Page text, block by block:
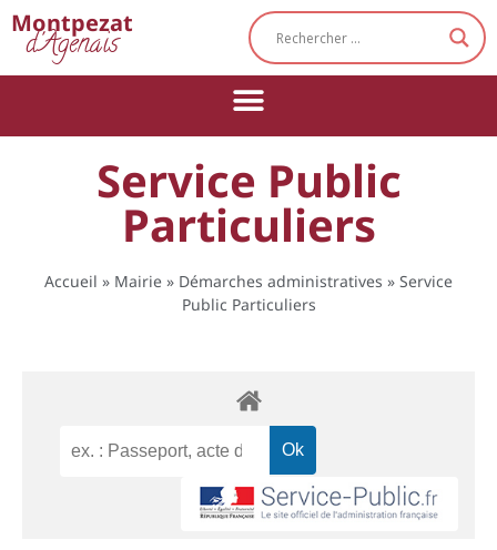
Montpezat
d'Agenais
Service Public
Particuliers
Accueil » Mairie » Démarches administratives » Service
Public Particuliers
Cookies management panel